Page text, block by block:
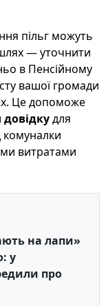
пільг можуть
— уточнити
в Пенсійному
вашої громади
Це допоможе
довідкудля
комуналки
витратами
на лапи»
у
про